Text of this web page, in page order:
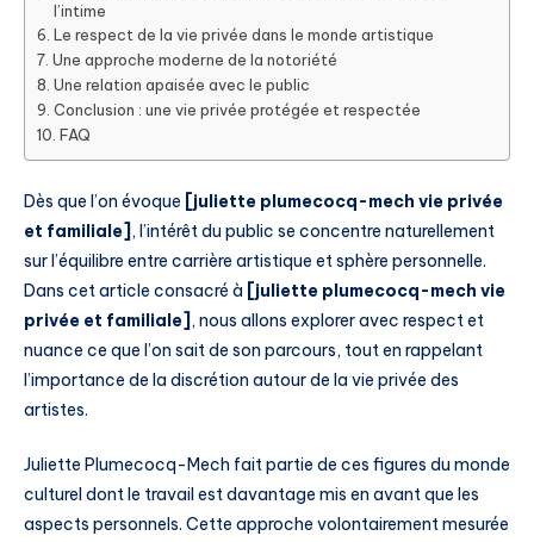
l’intime
Le respect de la vie privée dans le monde artistique
Une approche moderne de la notoriété
Une relation apaisée avec le public
Conclusion : une vie privée protégée et respectée
FAQ
Dès que l’on évoque
[juliette plumecocq-mech vie privée
et familiale] , l’intérêt du public se concentre naturellement
sur l’équilibre entre carrière artistique et sphère personnelle.
Dans cet article consacré à
[juliette plumecocq-mech vie
privée et familiale] , nous allons explorer avec respect et
nuance ce que l’on sait de son parcours, tout en rappelant
l’importance de la discrétion autour de la vie privée des
artistes.
Juliette Plumecocq-Mech fait partie de ces figures du monde
culturel dont le travail est davantage mis en avant que les
aspects personnels. Cette approche volontairement mesurée